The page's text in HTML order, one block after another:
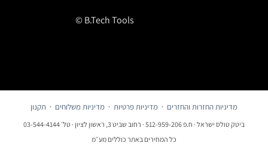
© B.Tech Tools
מדיניות החזרות והחזרים ·מדיניות פרטיות·מדיניות משלוחים·תקנון
ביטק טולס ישראל · ח.פ 512-959-206 · רחוב שביט 3, ראשון לציון · טל׳ 03-544-4144
כל המחירים באתר כוללים מע״מ